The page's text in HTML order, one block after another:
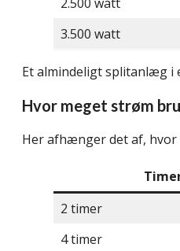
2.500 watt
3.500 watt
Et almindeligt splitanlæg i
Hvor meget strøm
Her afhænger det af,
2 timer
4 timer